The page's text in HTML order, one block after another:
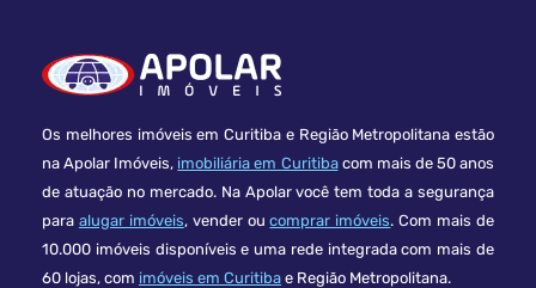
Os melhores imóveis em Curitiba e Região Metropolitana estão
na Apolar Imóveis, imobiliária em Curitibacom mais de 50 anos
de atuação no mercado. Na Apolar você tem toda a segurança
para alugar imóveis, vender oucomprar imóveis. Com mais de
10.000 imóveis disponíveis e uma rede integrada com mais de
60 lojas, com imóveis em Curitiba e Região Metropolitana.